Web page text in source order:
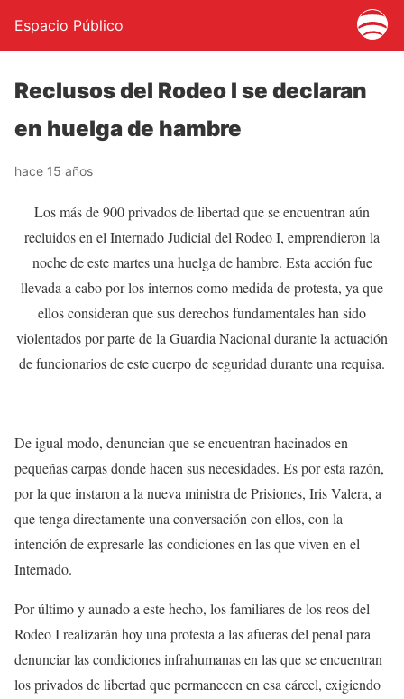
Espacio Público
Reclusos del Rodeo I se declaran
en huelga de hambre
hace 15 años
Los más de 900 privados de libertad que se encuentran aún
recluidos en el Internado Judicial del Rodeo I, emprendieron la
noche de este martes una huelga de hambre. Esta acción fue
llevada a cabo por los internos como medida de protesta, ya que
ellos consideran que sus derechos fundamentales han sido
violentados por parte de la Guardia Nacional durante la actuación
de funcionarios de este cuerpo de seguridad durante una requisa.
De igual modo, denuncian que se encuentran hacinados en
pequeñas carpas donde hacen sus necesidades. Es por esta razón,
por la que instaron a la nueva ministra de Prisiones, Iris Valera, a
que tenga directamente una conversación con ellos, con la
intención de expresarle las condiciones en las que viven en el
Internado.
Por último y aunado a este hecho, los familiares de los reos del
Rodeo I realizarán hoy una protesta a las afueras del penal para
denunciar las condiciones infrahumanas en las que se encuentran
los privados de libertad que permanecen en esa cárcel, exigiendo